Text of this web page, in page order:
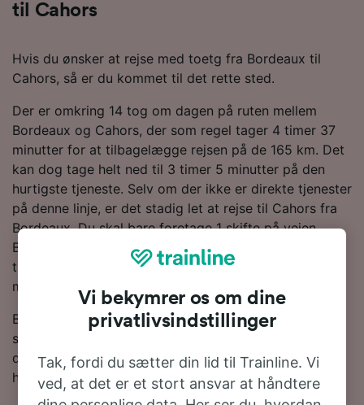
til Cahors
Hvis du ønsker at rejse med toetg fra Bordeaux til
Cahors, så er du kommet til det rette sted.
Der er omkring 14 tog om dagen på ruten mellem
Bordeaux og Cahors, der som regel tager 4 timer 37
minutter for at tilbagelægge rejsen på de 165 km. Det
kan dog tage helt ned til 3 timer 5 minutter på den
hurtigste tjeneste. Selv om der ikke er direkte tjenester
på denne linje, er det stadig let at rejse til Cahors fra
Bordeaux. Du skal bare foretage 1 skifte på vejen.
Både SNCF- og TGV-tog kører på denne rute. De
tilbyder moderne og komfortable tjenester med
masser af plads til bagage som standard.
Brug vores Rejseplanlægger øverst på siden for at
søge efter billige billetter. Vi vil vise dig, hvor meget
du kan spare på togbilletter fra Bordeaux til Cahors,
hvis du bestiller i forvejen.
Vi bekymrer os om dine
privatlivsindstillinger
Tak, fordi du sætter din lid til Trainline. Vi
ved, at det er et stort ansvar at håndtere